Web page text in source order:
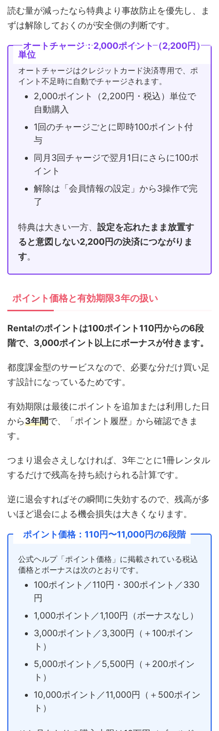
読む量が減ったなら特典より事故防止を優先し、ま
ずは解除しておくのが安全側の判断です。
オートチャージ：2,000ポイント（2,200円）
単位
オートチャージはクレジットカード決済専用で、ポ
イント不足時に自動でチャージされます。
2,000ポイント（2,200円・税込）単位で
自動購入
1回のチャージごとに即時100ポイント付
与
同月3回チャージで翌月1日にさらに100ポ
イント
解除は「会員情報の設定」から3操作で完
了
特典は大きい一方、 設定を忘れたまま放置す
ると意図しない2,200円の決済につながりま
す。
ポイント価格と有効期限3年の扱い
Renta!のポイントは100ポイント110円からの6段
階で、3,000ポイント以上にボーナスが付きます。
都度課金型のサービスなので、必要な分だけ買い足
す設計になっているためです。
有効期限は最後にポイントを追加または利用した日
から3年間で、「ポイント履歴」から確認できま
す。
つまり退会さえしなければ、3年ごとに1冊レンタル
するだけで残高を持ち続けられる計算です。
逆に退会すればその瞬間に失効するので、残高が多
いほど退会による機会損失は大きくなります。
ポイント価格：110円〜11,000円の6段階
公式ヘルプ「ポイント価格」に掲載されている税込
価格とボーナスは次のとおりです。
100ポイント／110円・300ポイント／330
円
1,000ポイント／1,100円（ボーナスなし）
3,000ポイント／3,300円（＋100ポイン
ト）
5,000ポイント／5,500円（＋200ポイン
ト）
10,000ポイント／11,000円（＋500ポイン
ト）